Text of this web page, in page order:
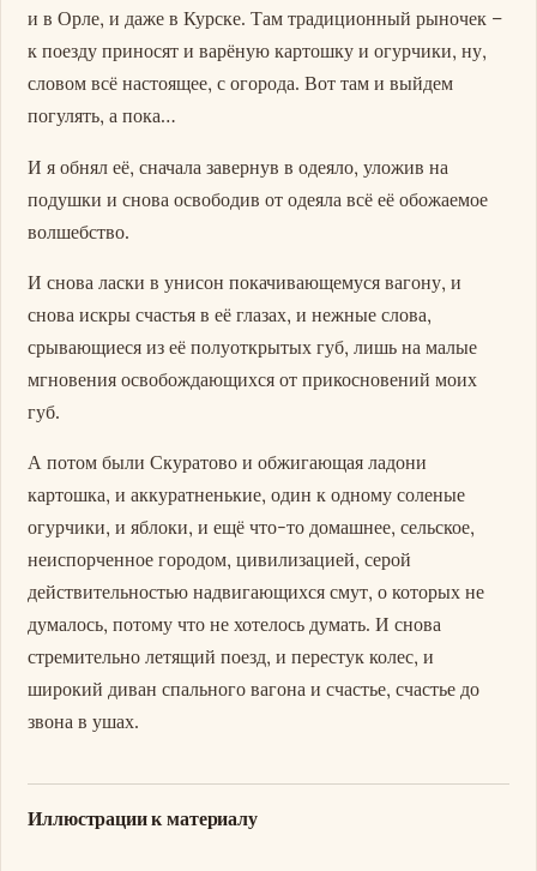
и в Орле, и даже в Курске. Там традиционный рыночек –
к поезду приносят и варёную картошку и огурчики, ну,
словом всё настоящее, с огорода. Вот там и выйдем
погулять, а пока…
И я обнял её, сначала завернув в одеяло, уложив на
подушки и снова освободив от одеяла всё её обожаемое
волшебство.
И снова ласки в унисон покачивающемуся вагону, и
снова искры счастья в её глазах, и нежные слова,
срывающиеся из её полуоткрытых губ, лишь на малые
мгновения освобождающихся от прикосновений моих
губ.
А потом были Скуратово и обжигающая ладони
картошка, и аккуратненькие, один к одному соленые
огурчики, и яблоки, и ещё что-то домашнее, сельское,
неиспорченное городом, цивилизацией, серой
действительностью надвигающихся смут, о которых не
думалось, потому что не хотелось думать. И снова
стремительно летящий поезд, и перестук колес, и
широкий диван спального вагона и счастье, счастье до
звона в ушах.
Иллюстрации к материалу